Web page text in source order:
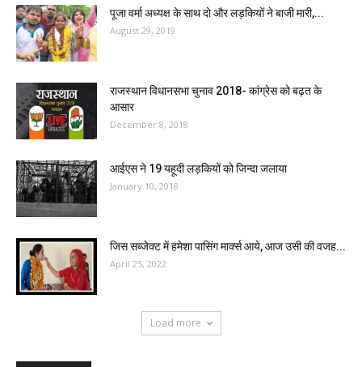
पूजा वर्मा अध्यक्ष के साथ दो और लड़कियों ने बाजी मारी,...
August 29, 2019
राजस्थान विधानसभा चुनाव 2018- कांग्रेस को बढ़त के
आसार
December 8, 2018
आईएस ने 19 यहूदी लड़कियों को जिन्दा जलाया
January 10, 2018
जिस सब्जेक्ट में हमेशा पासिंग मार्क्स आये, आज उसी की वजह...
April 25, 2022
Load more